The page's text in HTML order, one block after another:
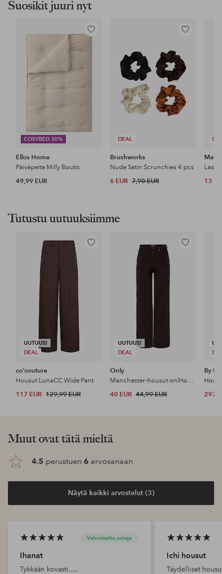
Suosikit juuri nyt
COSYBED 30%
Lisää
Ellos Home
Päiväpeite Milly Boutis
49,99 EUR
DEAL
Lisää
Brushworks
Nude Satin Scrunchies 4 pcs
6 EUR 7,90 EUR 13
Tutustu uutuuksiimme
UUTUUS!
DEAL
Lisää
co’couture
Housut LunaCC Wide Pant
117 EUR 129,99 EUR
UUTUUS!
DEAL
Lisää
Only
Manchester-housut onlHope Global HW Wide Cord Pnt
40 EUR 44,99 EUR
By
297
Muut ovat tätä mieltä
4.5 perustuen 6 arvosanaan
Näytä kaikki arvostelut (3)
Vahvistettu ostaja
Ihanat
Tykkään kovasti.....
Ichi housut
Täydelliset